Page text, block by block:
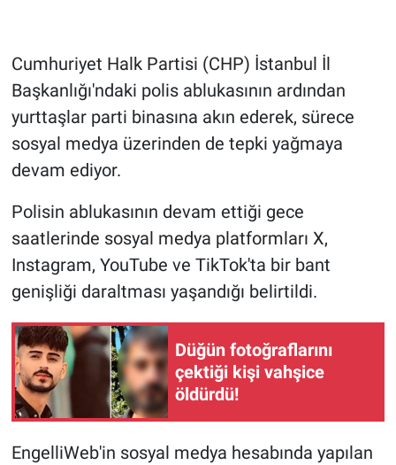
Cumhuriyet Halk Partisi (CHP) İstanbul İl
Başkanlığı'ndaki polis ablukasının ardından
yurttaşlar parti binasına akın ederek, sürece
sosyal medya üzerinden de tepki yağmaya
devam ediyor.
Polisin ablukasının devam ettiği gece
saatlerinde sosyal medya platformları X,
Instagram, YouTube ve TikTok'ta bir bant
genişliği daraltması yaşandığı belirtildi.
Düğün fotoğraflarını
çektiği kişi vahşice
öldürdü!
EngelliWeb'in sosyal medya hesabında yapılan
Gündem Özel
Günün görüntüsü
Haber
İlan
Kimdir
Koronavirüs
Kültür Sanat
Ne demişti